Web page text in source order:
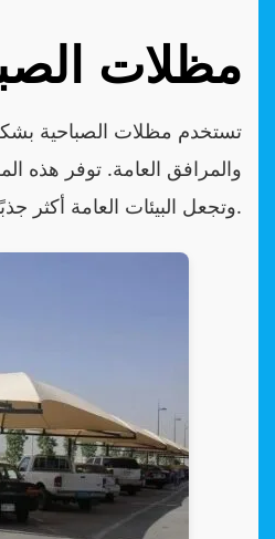
مظلات
تستخدم مظلات الصباحية
والمرافق العامة. توفر هذه
وتجعل البيئات العامة أكثر جذبًا للاستخدام الاجتماعي.